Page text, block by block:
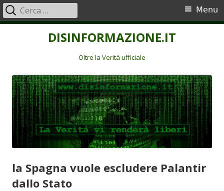
DISINFORMAZIONE.IT
Oltre la Verità ufficiale
Menu
principale
Menu
Ricerca
per:
la Spagna vuole escludere Palantir
dallo Stato